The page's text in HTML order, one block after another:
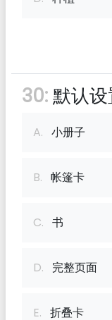
30:默认
A. 小册子
B. 帐篷卡
C. 书
D. 完整页面
E. 折叠卡